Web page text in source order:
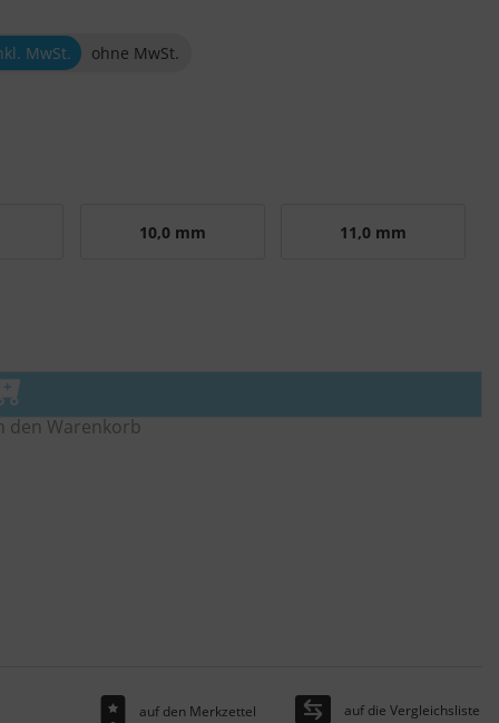
MwSt. ohne MwSt.
10,0 mm 11,0 mm
den Warenkorb
auf den Merkzettel auf die Vergleichsliste